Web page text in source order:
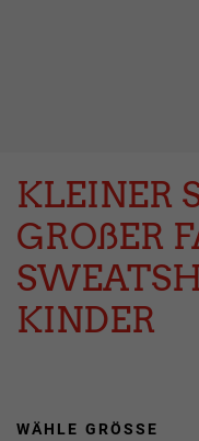
KLEINER
GROßER
KINDER
WÄHLE GRÖSSE